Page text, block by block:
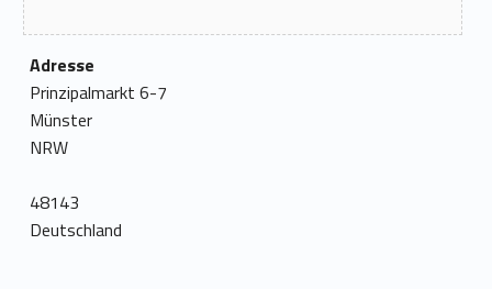
Adresse
Prinzipalmarkt 6-7
Münster
NRW
48143
Deutschland